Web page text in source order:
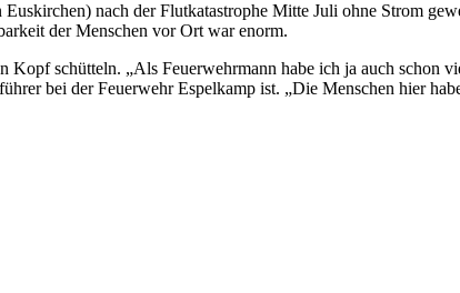
nach der Flutkatastrophe Mitte Juli ohne Strom
der Menschen vor Ort war enorm.
schütteln. „Als Feuerwehrmann habe ich ja auch schon
bei der Feuerwehr Espelkamp ist. „Die Menschen hier